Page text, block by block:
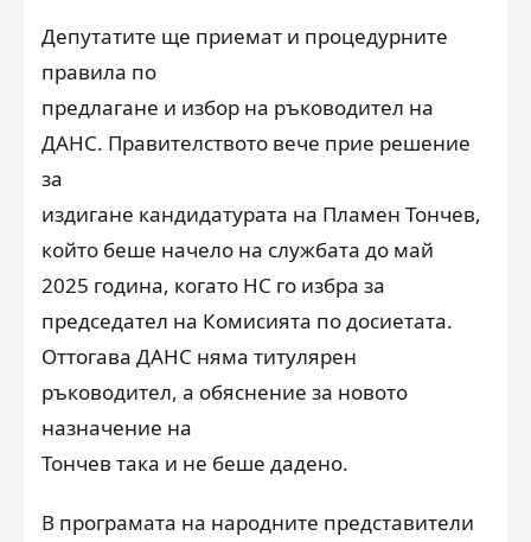
Депутатите ще приемат и процедурните
правила по
предлагане и избор на ръководител на
ДАНС. Правителството вече прие решение
за
издигане кандидатурата на Пламен Тончев,
който беше начело на службата до май
2025 година, когато НС го избра за
председател на Комисията по досиетата.
Оттогава ДАНС няма титулярен
ръководител, а обяснение за новото
назначение на
Тончев така и не беше дадено.
В програмата на народните представители